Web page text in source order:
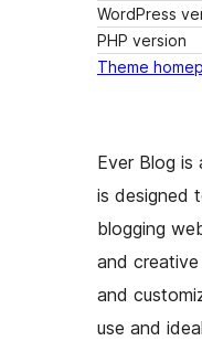
WordPress
PHP version
Theme
Ever Blog is
is designed
blogging
and
and
use and